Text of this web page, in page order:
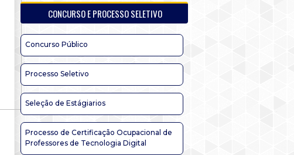
CONCURSO E PROCESSO SELETIVO
Concurso Público
Processo Seletivo
Seleção de Estágiarios
Processo de Certificação Ocupacional de
Professores de Tecnologia Digital